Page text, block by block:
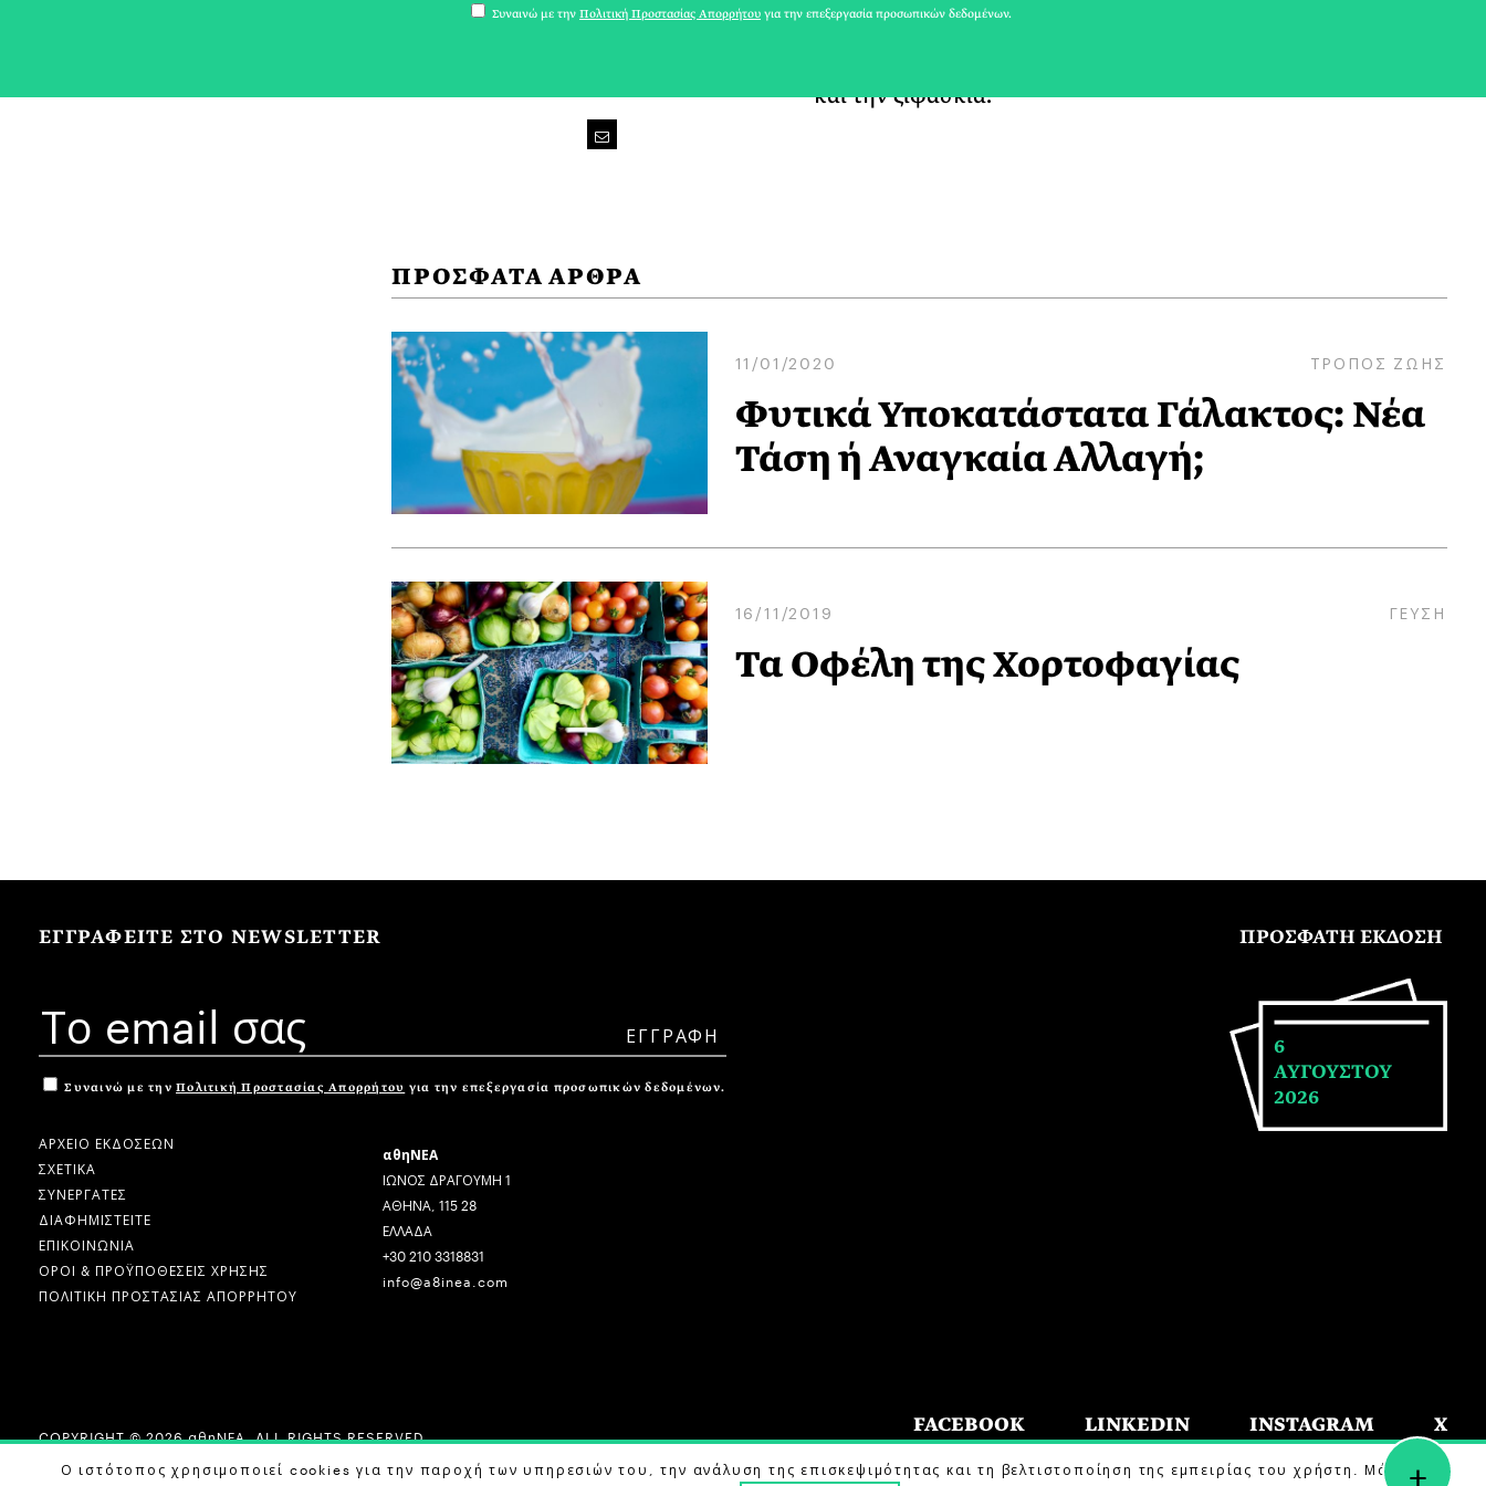
αγαπά τα ταξίδια, το χορό και τρελαίνεται με τα ζώα όλων των
και την ξιφασκία.
ΠΡΟΣΦΑΤΑ ΑΡΘΡΑ
11/01/2020 ΤΡΟΠΟΣ ΖΩΗΣ
Φυτικά Υποκατάστατα Γάλακτος: Νέα
Τάση ή Αναγκαία Αλλαγή;
16/11/2019 ΓΕΥΣΗ
Τα Οφέλη της Χορτοφαγίας
ΕΓΓΡΑΦΕΙΤΕ ΣΤΟ NEWSLETTER
Συναινώ με την Πολιτική Προστασίας Απορρήτου για την επεξεργασία προσωπικών δεδομένων.
ΑΡΧΕΙΟ ΕΚΔΟΣΕΩΝ
ΣΧΕΤΙΚΑ
ΣΥΝΕΡΓΑΤΕΣ
ΔΙΑΦΗΜΙΣΤΕΙΤΕ
ΕΠΙΚΟΙΝΩΝΙΑ
ΟΡΟΙ & ΠΡΟΫΠΟΘΕΣΕΙΣ ΧΡΗΣΗΣ
ΠΟΛΙΤΙΚΗ ΠΡΟΣΤΑΣΙΑΣ ΑΠΟΡΡΗΤΟΥ
αθηΝΕΑ
ΙΩΝΟΣ ΔΡΑΓΟΥΜΗ 1
ΑΘΗΝΑ, 115 28
ΕΛΛΑΔΑ
+30 210 3318831
info@a8inea.com
ΠΡΟΣΦΑΤΗ ΕΚΔΟΣΗ
6
ΑΥΓΟΥΣΤΟΥ
2026
COPYRIGHT © 2026 αθηΝΕΑ, ALL RIGHTS RESERVED.
DESIGN BY
. DEVELOPED BY
FACEBOOK LINKEDIN INSTAGRAM X
Ο ιστότοπος χρησιμοποιεί cookies για την παροχή των υπηρεσιών του, την ανάλυση της επισκεψιμότητας και τη βελτιστοποίηση της εμπειρίας του χρήστη. Μάθετε+
Συναινώ με την Πολιτική Προστασίας Απορρήτου για την επεξεργασία προσωπικών δεδομένων.